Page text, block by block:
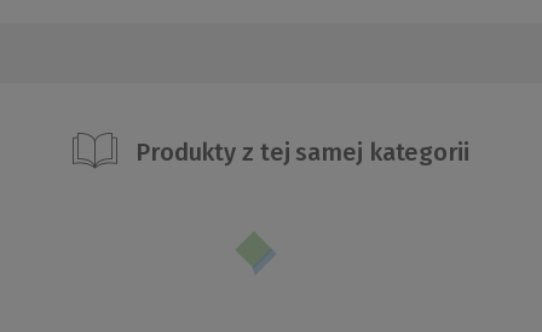
Produkty z tej samej kategorii